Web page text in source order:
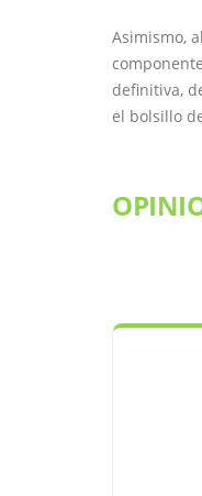
Asimismo,
definitiva,
el bolsillo